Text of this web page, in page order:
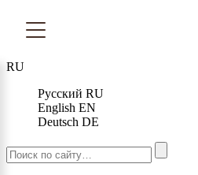
RU
Русский RU
English EN
Deutsch DE